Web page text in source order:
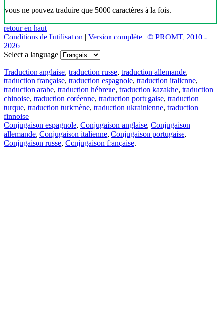
vous ne pouvez traduire que 5000 caractères à la fois.
retour en haut
Conditions de l'utilisation | Version complète | © PROMT, 2010 -
2026
Select a language
Traduction anglaise, traduction russe, traduction allemande,
traduction française, traduction espagnole, traduction italienne,
traduction arabe, traduction hébreue, traduction kazakhe, traduction
chinoise, traduction coréenne, traduction portugaise, traduction
turque, traduction turkmène, traduction ukrainienne, traduction
finnoise
Conjugaison espagnole, Conjugaison anglaise, Conjugaison
allemande, Conjugaison italienne, Conjugaison portugaise,
Conjugaison russe, Conjugaison française.